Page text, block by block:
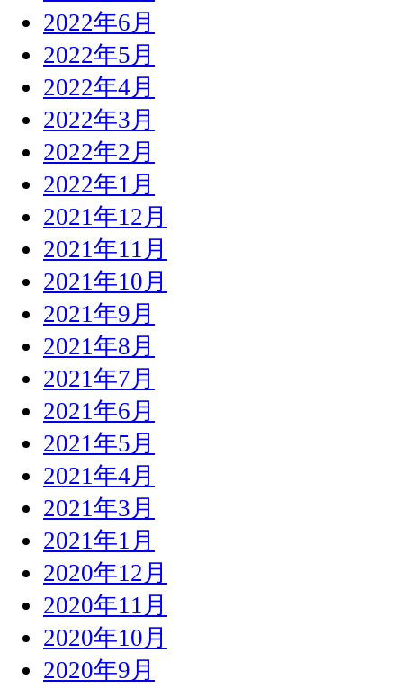
2022年6月
2022年5月
2022年4月
2022年3月
2022年2月
2022年1月
2021年12月
2021年11月
2021年10月
2021年9月
2021年8月
2021年7月
2021年6月
2021年5月
2021年4月
2021年3月
2021年1月
2020年12月
2020年11月
2020年10月
2020年9月